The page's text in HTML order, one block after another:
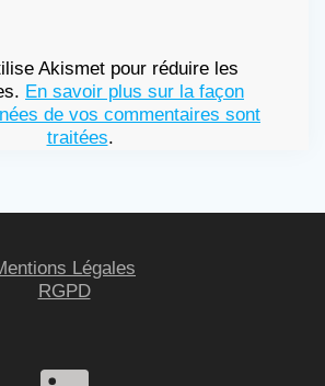
Akismet pour réduire les
En savoir plus sur la façon
de vos commentaires sont
traitées.
Légales
RGPD